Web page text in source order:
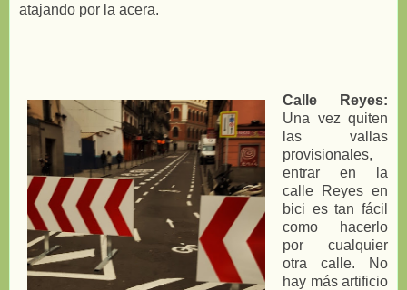
atajando por la acera.
Calle Reyes:
Una vez quiten
las vallas
provisionales,
entrar en la
calle Reyes en
bici es tan fácil
como hacerlo
por cualquier
otra calle. No
hay más artificio